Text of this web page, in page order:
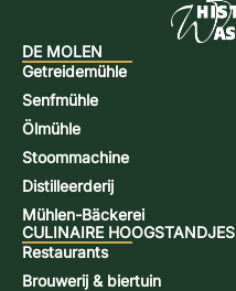
DE MOLEN
Getreidemühle
Senfmühle
Ölmühle
Stoommachine
Distilleerderij
Mühlen-Bäckerei
CULINAIRE HOOGSTANDJES
Restaurants
Brouwerij & biertuin